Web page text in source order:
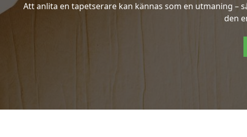
Att anlita en tapetserare kan kännas som en utmaning
den